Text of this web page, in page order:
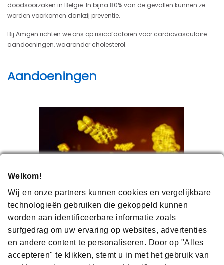
Welkom!
Wij en onze partners kunnen cookies en vergelijkbare
technologieën gebruiken die gekoppeld kunnen
worden aan identificeerbare informatie zoals
surfgedrag om uw ervaring op websites, advertenties
en andere content te personaliseren. Door op "Alles
accepteren" te klikken, stemt u in met het gebruik van
doodsoorzaken in België. In bijna 80% van de gevallen kunnen ze
worden voorkomen dankzij preventie.
Bij Amgen richten we ons op risicofactoren voor cardiovasculaire
aandoeningen, waaronder cholesterol.
Aandoeningen
Hypercholesterolemie